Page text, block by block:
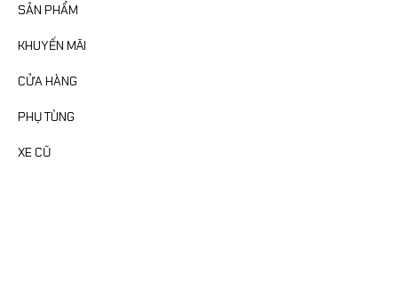
SẢN PHẨM
KHUYẾN MÃI
CỬA HÀNG
PHỤ TÙNG
XE CŨ